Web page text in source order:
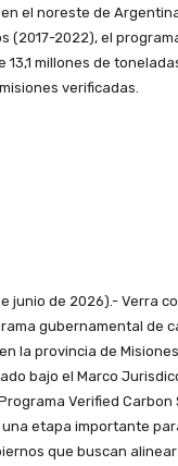
el noreste de
(2017-2022), el
millones de
verificadas.
junio de 2026).- Verra
gubernamental de
la provincia de
bajo el Marco
Verified Carbon
etapa importante
que buscan